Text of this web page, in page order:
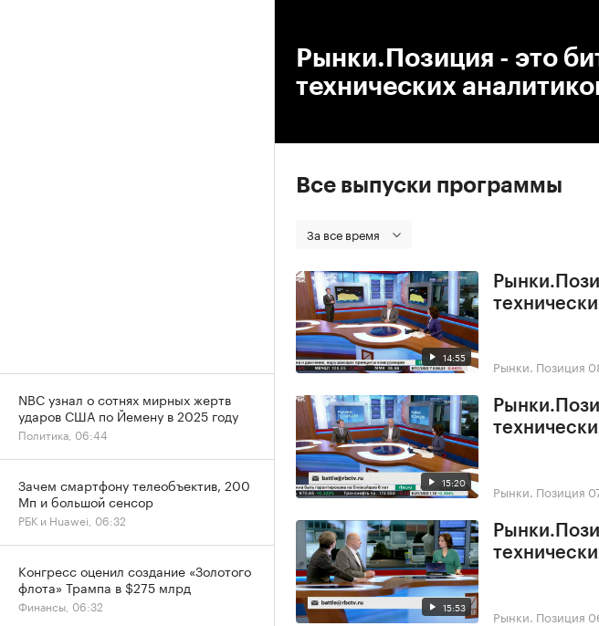
Рынки.Позиция - это
технических
Все выпуски программы
За все время
14:55 Рынки. Позиция
15:20 Рынки. Позиция
15:53 Рынки. Позиция
NBC узнал о сотнях мирных жертв
ударов США по Йемену в 2025 году
Политика, 06:44
Зачем смартфону телеобъектив, 200
Мп и большой сенсор
РБК и Huawei, 06:32
Конгресс оценил создание «Золотого
флота» Трампа в $275 млрд
Финансы, 06:32